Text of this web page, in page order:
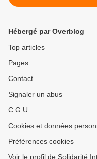
loi d'exception » héritée
Hébergé par Overblog
Top articles
Pages
Contact
Signaler un abus
C.G.U.
Cookies et données
Préférences cookies
Voir le profil de Solidarité